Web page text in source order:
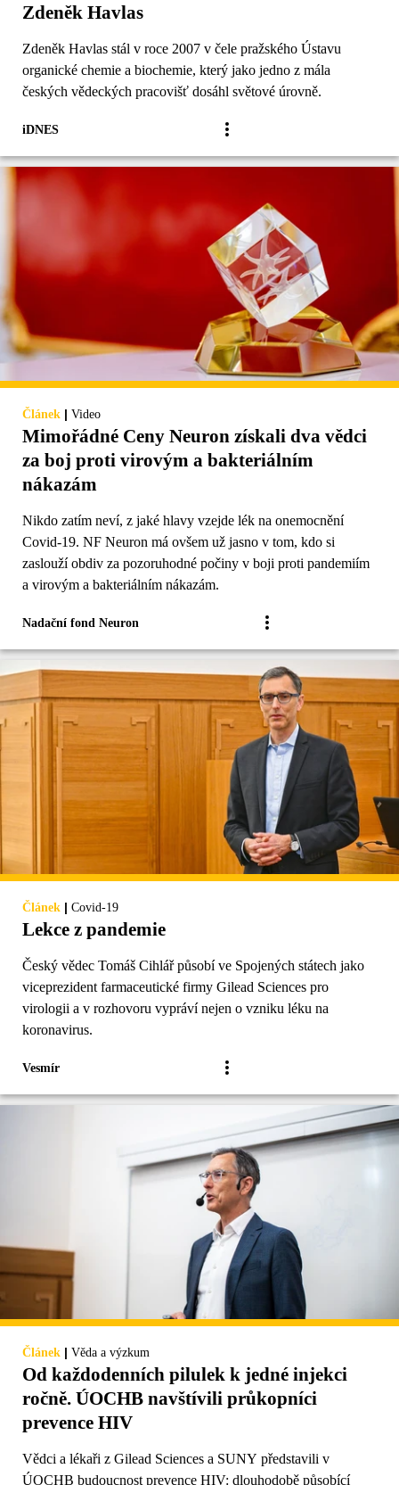
Zdeněk Havlas
Zdeněk Havlas stál v roce 2007 v čele pražského Ústavu
organické chemie a biochemie, který jako jedno z mála
českých vědeckých pracovišť dosáhl světové úrovně.
iDNES
Článek | Video
Mimořádné Ceny Neuron získali dva vědci
za boj proti virovým a bakteriálním
nákazám
Nikdo zatím neví, z jaké hlavy vzejde lék na onemocnění
Covid-19. NF Neuron má ovšem už jasno v tom, kdo si
zaslouží obdiv za pozoruhodné počiny v boji proti pandemiím
a virovým a bakteriálním nákazám.
Nadační fond Neuron
Článek | Covid-19
Lekce z pandemie
Český vědec Tomáš Cihlář působí ve Spojených státech jako
viceprezident farmaceutické firmy Gilead Sciences pro
virologii a v rozhovoru vypráví nejen o vzniku léku na
koronavirus.
Vesmír
Článek | Věda a výzkum
Od každodenních pilulek k jedné injekci
ročně. ÚOCHB navštívili průkopníci
prevence HIV
Vědci a lékaři z Gilead Sciences a SUNY představili v
ÚOCHB budoucnost prevence HIV: dlouhodobě působící